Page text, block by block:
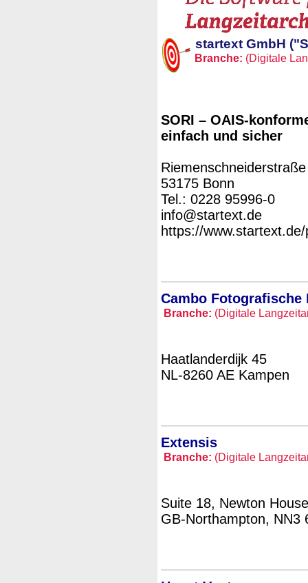
startext GmbH
Branche: (Digitale
SORI – OAIS-
einfach und sicher
53175 Bonn
Tel.: 0228 95996-0
info@startext.de
https://
Cambo Fotografische
Branche: (Digitale
Haatlanderdijk 45
NL-8260 AE Kampen
Extensis
Branche: (Digitale
Suite 18, Newton
GB-Northampton, NN3